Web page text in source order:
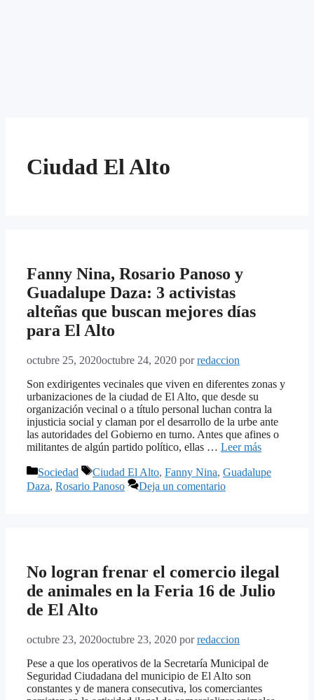
Ciudad El Alto
Fanny Nina, Rosario Panoso y
Guadalupe Daza: 3 activistas
alteñas que buscan mejores días
para El Alto
octubre 25, 2020octubre 24, 2020 porredaccion
Son exdirigentes vecinales que viven en diferentes zonas y
urbanizaciones de la ciudad de El Alto, que desde su
organización vecinal o a título personal luchan contra la
injusticia social y claman por el desarrollo de la urbe ante
las autoridades del Gobierno en turno. Antes que afines o
militantes de algún partido político, ellas … Leer más
Categorías
Sociedad Etiquetas
Ciudad El Alto, Fanny Nina, Guadalupe
Daza, Rosario Panoso Deja un comentario
No logran frenar el comercio ilegal
de animales en la Feria 16 de Julio
de El Alto
octubre 23, 2020octubre 23, 2020 porredaccion
Pese a que los operativos de la Secretaría Municipal de
Seguridad Ciudadana del municipio de El Alto son
constantes y de manera consecutiva, los comerciantes